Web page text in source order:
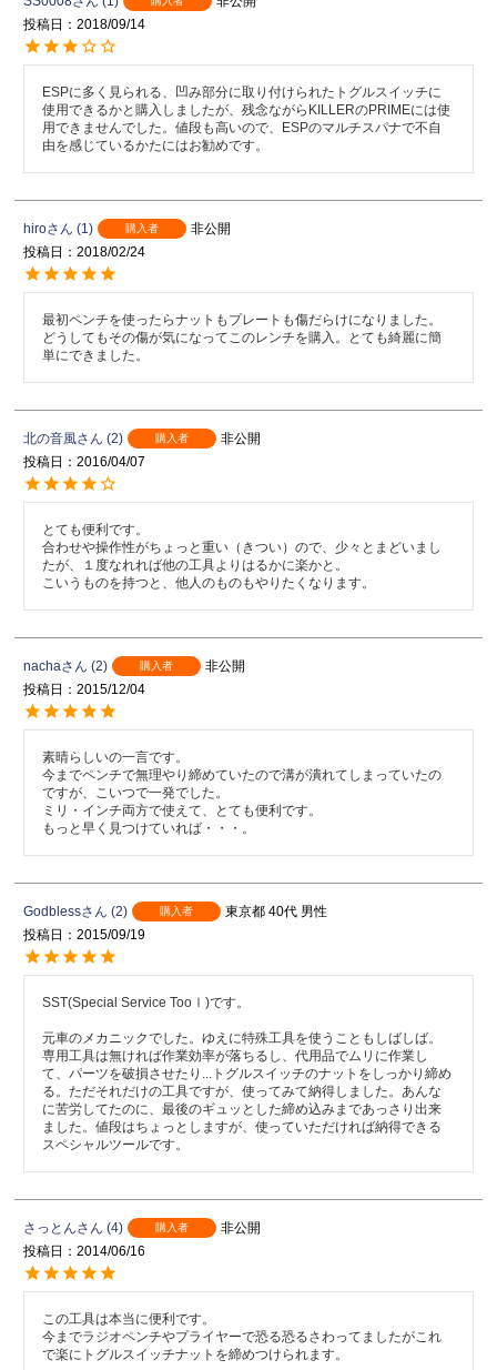
投稿日
2018/09/14
ESPに多く見られる、凹み部分に取り付けられたトグルスイッチに
使用できるかと購入しましたが、残念ながらKILLERのPRIMEには使
用できませんでした。値段も高いので、ESPのマルチスパナで不自
由を感じているかたにはお勧めです。
hiro 1 購入者
非公開
投稿日
2018/02/24
最初ペンチを使ったらナットもプレートも傷だらけになりました。
どうしてもその傷が気になってこのレンチを購入。とても綺麗に簡
北の音風 2 購入者
非公開
投稿日
2016/04/07
とても便利です。
合わせや操作性がちょっと重い（きつい）ので、少々とまどいまし
たが、１度なれれば他の工具よりはるかに楽かと。
こいうものを持つと、他人のものもやりたくなります。
nacha 2 購入者
非公開
投稿日
2015/12/04
素晴らしいの一言です。
今までペンチで無理やり締めていたので溝が潰れてしまっていたの
ですが、こいつで一発でした。
ミリ・インチ両方で使えて、とても便利です。
もっと早く見つけていれば・・・。
Godbless 2 購入者 東京都 40代 男性
投稿日
2015/09/19
SST(Special Service Tooｌ)です。
元車のメカニックでした。ゆえに特殊工具を使うこともしばしば。
専用工具は無ければ作業効率が落ちるし、代用品でムリに作業し
て、パーツを破損させたり...トグルスイッチのナットをしっかり締め
る。ただそれだけの工具ですが、使ってみて納得しました。あんな
に苦労してたのに、最後のギュッとした締め込みまであっさり出来
ました。値段はちょっとしますが、使っていただければ納得できる
スペシャルツールです。
さっとん 4 購入者
非公開
投稿日
2014/06/16
この工具は本当に便利です。
今までラジオペンチやプライヤーで恐る恐るさわってましたがこれ
で楽にトグルスイッチナットを締めつけられます。